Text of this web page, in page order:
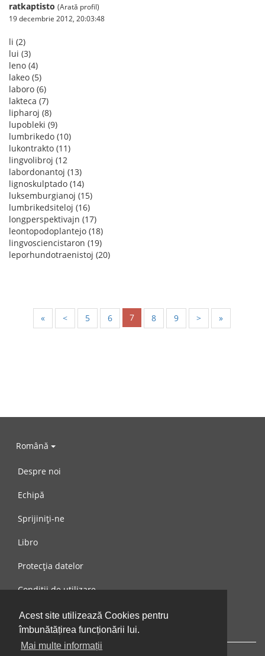
Acest site utilizează Cookies pentru
îmbunătățirea funcționării lui.
Mai multe informații
ratkaptisto (Arată profil)
19 decembrie 2012, 20:03:48
li (2)
lui (3)
leno (4)
lakeo (5)
laboro (6)
lakteca (7)
lipharoj (8)
lupobleki (9)
lumbrikedo (10)
lukontrakto (11)
lingvolibroj (12
labordonantoj (13)
lignoskulptado (14)
luksemburgianoj (15)
lumbrikedsiteloj (16)
longperspektivajn (17)
leontopodoplantejo (18)
lingvosciencistaron (19)
leporhundotraenistoj (20)
« < 5 6 7 8 9 > »
Română
Despre noi
Echipă
Sprijiniți-ne
Libro
Protecția datelor
Condiții de utilizare
Mesaj către noi